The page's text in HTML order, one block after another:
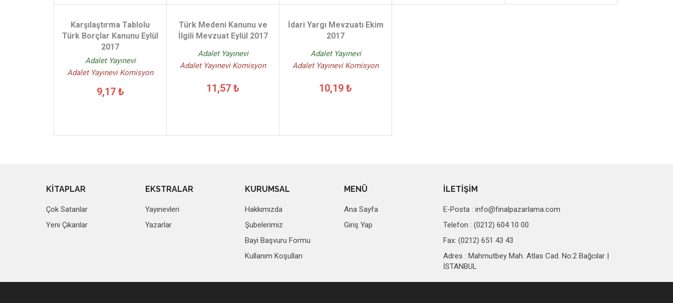
Karşılaştırma Tablolu
Türk Borçlar Kanunu Eylül
2017
Adalet Yayınevi
Adalet Yayınevi Komisyon
9,17 ₺
Türk Medeni Kanunu ve
İlgili Mevzuat Eylül 2017
Adalet Yayınevi
Adalet Yayınevi Komisyon
11,57 ₺
İdari Yargı Mevzuatı Ekim
2017
Adalet Yayınevi
Adalet Yayınevi Komisyon
10,19 ₺
KİTAPLAR
Çok Satanlar
Yeni Çıkanlar
EKSTRALAR
Yayınevleri
Yazarlar
KURUMSAL
Hakkımızda
Şubelerimiz
Bayi Başvuru Formu
Kullanım Koşulları
MENÜ
Ana Sayfa
Giriş Yap
İLETİŞİM
E-Posta :info@finalpazarlama.com
Telefon : (0212) 604 10 00
Fax: (0212) 651 43 43
Adres : Mahmutbey Mah. Atlas Cad. No:2 Bağcılar |
İSTANBUL